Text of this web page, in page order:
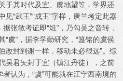
于其时代及宜、虞地望等，学界还
见“武王”“成王”字样，唐兰考定此器
据张敏考证即“俎”，乃勾吴之音转，
“虞”，据李学勤研究，“簋铭的虞侯
改封到谢一样，移动未必很远”。综
吴君夨封于宜（镇江丹徒），之前
者认为，“虞”可能就在江宁西南境的